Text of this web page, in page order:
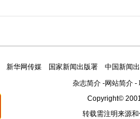
新华网传媒 国家新闻出版署
中国新闻
杂志简介-网站简介-
Copyright©
转载需注明来源